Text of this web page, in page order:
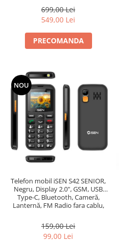
Sensor, Monitorizare Parcare 24H
699,00 Lei
549,00 Lei
PRECOMANDA
NOU
Telefon mobil iSEN S42 SENIOR,
Negru, Display 2.0", GSM, USB
Type-C, Bluetooth, Cameră,
Lanternă, FM Radio fara cablu,
Negru, Dual SIM
159,00 Lei
99,00 Lei